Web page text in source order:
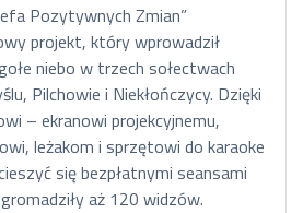
Pozytywnych Zmian”
projekt, który wprowadził
niebo w trzech sołectwach
Pilchowie i Niekłończycy. Dzięki
– ekranowi projekcyjnemu,
leżakom i sprzętowi do karaoke
się bezpłatnymi seansami
aż 120 widzów.